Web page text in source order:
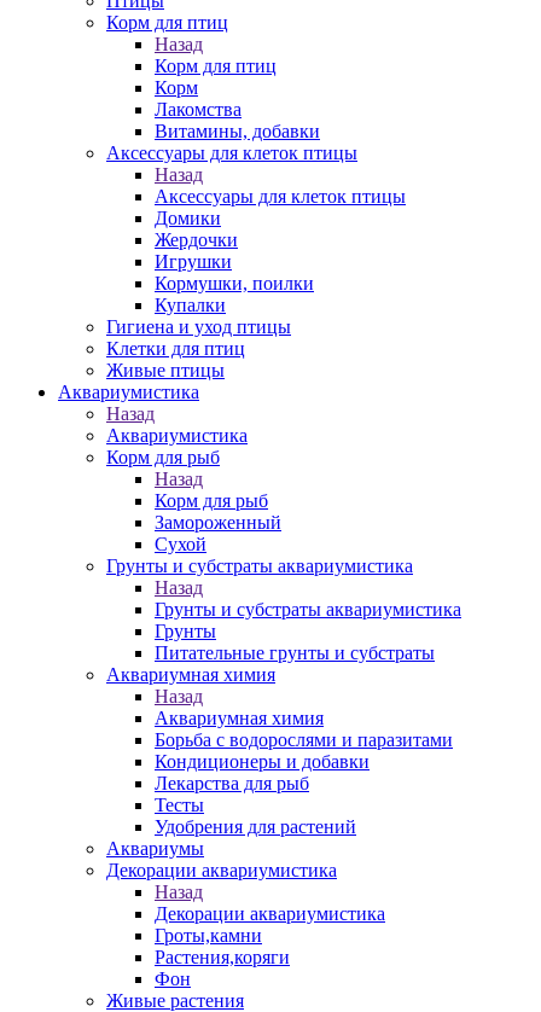
Корм для птиц
Назад
Корм для птиц
Корм
Лакомства
Витамины, добавки
Аксессуары для клеток птицы
Назад
Аксессуары для клеток птицы
Домики
Жердочки
Игрушки
Кормушки, поилки
Купалки
Гигиена и уход птицы
Клетки для птиц
Живые птицы
Аквариумистика
Назад
Аквариумистика
Корм для рыб
Назад
Корм для рыб
Замороженный
Сухой
Грунты и субстраты аквариумистика
Назад
Грунты и субстраты аквариумистика
Грунты
Питательные грунты и субстраты
Аквариумная химия
Назад
Аквариумная химия
Борьба с водорослями и паразитами
Кондиционеры и добавки
Лекарства для рыб
Тесты
Удобрения для растений
Аквариумы
Декорации аквариумистика
Назад
Декорации аквариумистика
Гроты,камни
Растения,коряги
Фон
Живые растения